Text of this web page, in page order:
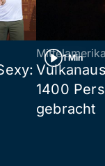
1 Min
1400
gebracht